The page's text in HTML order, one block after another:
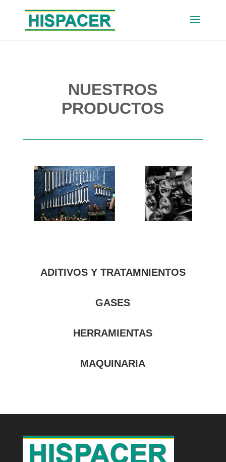
NUESTROS
PRODUCTOS
ADITIVOS Y TRATAMNIENTOS
GASES
HERRAMIENTAS
MAQUINARIA